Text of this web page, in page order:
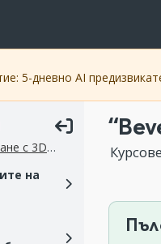
5-дневно AI
MAX
на
Курсове